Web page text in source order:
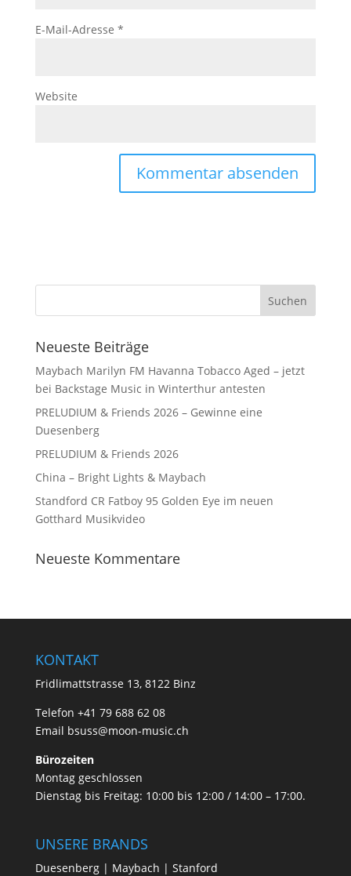
E-Mail-Adresse *
Website
Neueste Beiträge
Maybach Marilyn FM Havanna Tobacco Aged – jetzt
bei Backstage Music in Winterthur antesten
PRELUDIUM & Friends 2026 – Gewinne eine
Duesenberg
PRELUDIUM & Friends 2026
China – Bright Lights & Maybach
Standford CR Fatboy 95 Golden Eye im neuen
Gotthard Musikvideo
Neueste Kommentare
KONTAKT
Fridlimattstrasse 13, 8122 Binz
Telefon +41 79 688 62 08
Email bsuss@moon-music.ch
Bürozeiten
Montag geschlossen
Dienstag bis Freitag: 10:00 bis 12:00 / 14:00 – 17:00.
UNSERE BRANDS
Duesenberg | Maybach | Stanford